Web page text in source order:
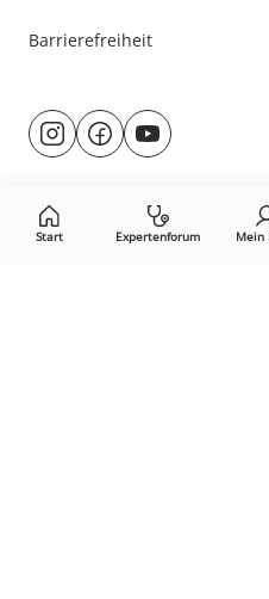
Start Expertenforum Mein
Barrierefreiheit
Besuche
uns@rund.ums.baby
facebook.com/
youtube.com/